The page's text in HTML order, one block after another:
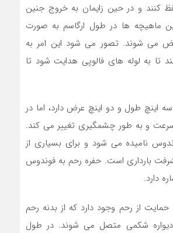
کنند و در حین زایمان به خروج جنین
ماهیچه ها در طول ارگاسم به صورت
می شوند. تصور می شود این امر به
تا به لوله های فالوپی هدایت شود تا
اینچ طول و دو اینچ عرض دارد، اما در
سرعت و به طور چشمگیری تغییر می کند.
نامیده می شود و برای بسیاری از
بارداری است. حفره رحم به فوندوس
دارد.
از رحم وجود دارد که از بدنه رحم
دیواره شکمی متصل می شوند. در طول